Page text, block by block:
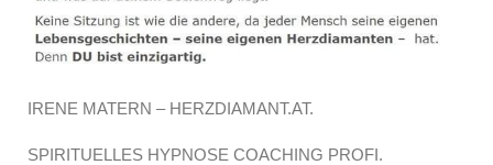
IRENE MATERN – HERZDIAMANT.AT.
SPIRITUELLES HYPNOSE COACHING PROFI.